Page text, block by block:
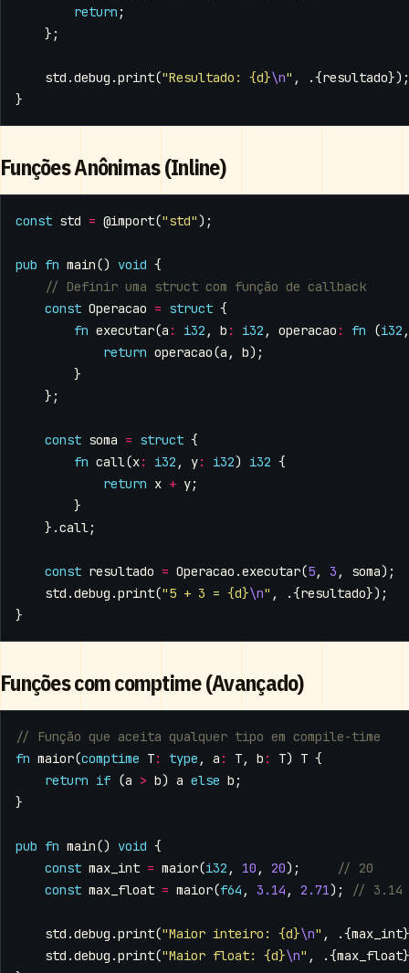
return ;
};
std .debug .print("Resultado: {d}\n" , .{resultado});
}
Funções Anônimas (Inline)
const std = @import("std");
pub fn main() void {
const Operacao = struct {
fn executar(a : i32 , b : i32 , operacao : fn (i32 ,
return operacao(a , b);
}
};
const soma = struct {
fn call(x: i32 , y: i32) i32 {
return x + y;
}
}.call;
const resultado = Operacao .executar(5, 3 , soma);
std .debug .print("5 + 3 = {d}\n" , .{resultado});
}
Funções com comptime (Avançado)
fn maior(comptime T: type , a : T, b : T) T {
return if (a > b) a else b ;
}
pub fn main() void {
const max_int = maior(i32 , 10 , 20);
const max_float = maior(f64 , 3.14 , 2.71);
std .debug .print("Maior inteiro: {d}\n" , .{max_int
std .debug .print("Maior float: {d}\n" , .{max_float